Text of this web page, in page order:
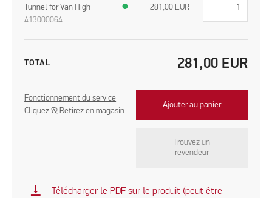
Tunnel for Van High
413000064
● 281,00 EUR
TOTAL 281,00 EUR
Fonctionnement du service
Cliquez & Retirez en magasin
Ajouter au panier
Trouvez un
revendeur
vertical_align_bottom
Télécharger le PDF sur le produit (peut être